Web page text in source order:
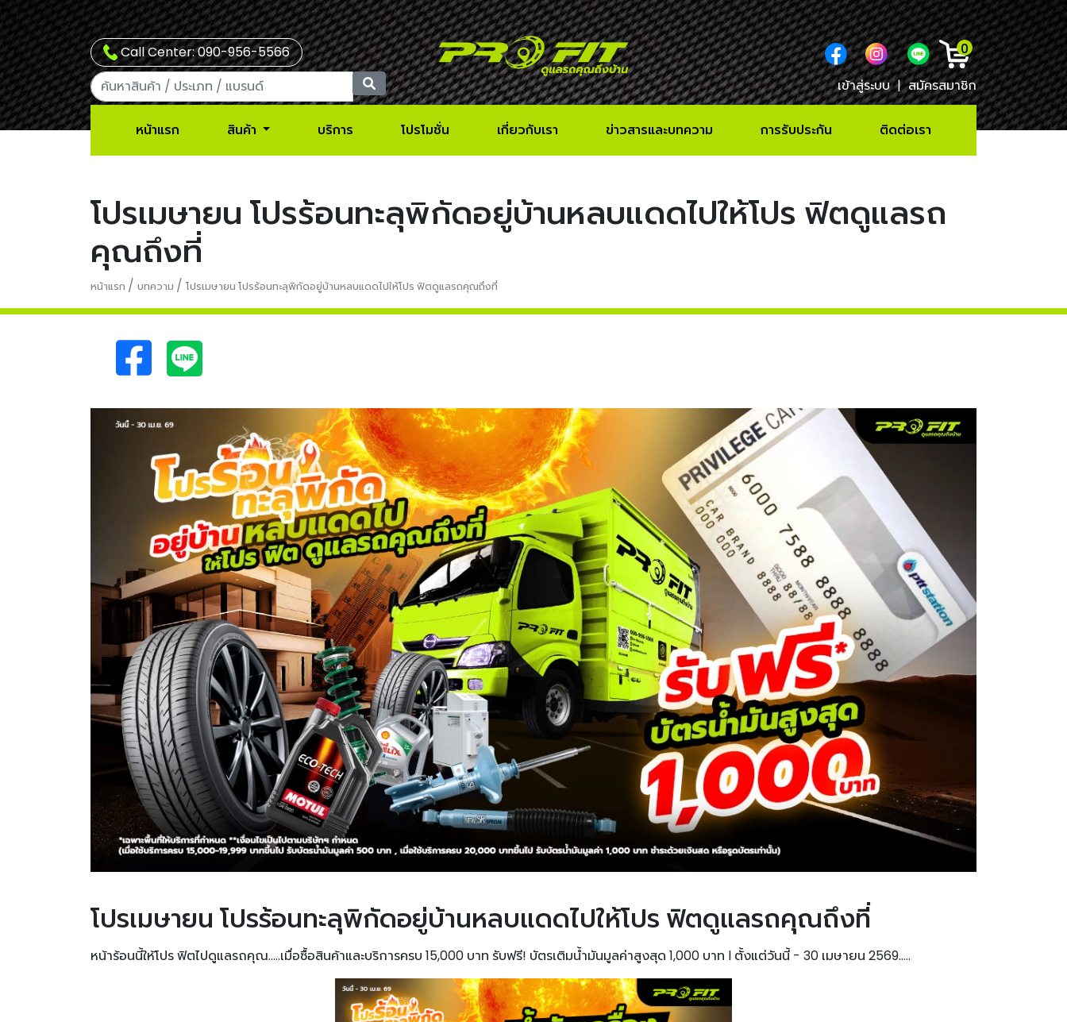
Call Center: 090-956-5566
0
เข้าสู่ระบบ | สมัครสมาชิก
หน้าแรก สินค้า บริการ โปรโมชั่น เกี่ยวกับเรา ข่าวสารและบทความ การรับประกัน ติดต่อเรา
โปรเมษายน โปรร้อนทะลุพิกัดอยู่บ้านหลบแดดไปให้โปร ฟิตดูแลรถ
คุณถึงที่
หน้าแรก / บทความ / โปรเมษายน โปรร้อนทะลุพิกัดอยู่บ้านหลบแดดไปให้โปร ฟิตดูแลรถคุณถึงที่
โปรเมษายน โปรร้อนทะลุพิกัดอยู่บ้านหลบแดดไปให้โปร ฟิตดูแลรถคุณถึงที่
หน้าร้อนนี้ให้โปร ฟิตไปดูแลรถคุณ.....เมื่อซื้อสินค้าและบริการครบ 15,000 บาท รับฟรี! บัตรเติมน้ำมันมูลค่าสูงสุด 1,000 บาท l ตั้งแต่วันนี้ - 30 เมษายน 2569.....